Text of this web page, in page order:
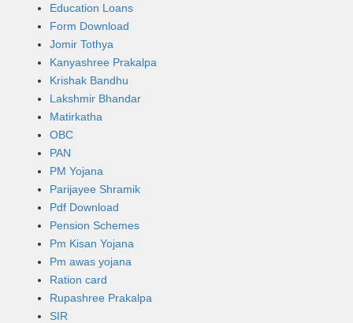
Education Loans
Form Download
Jomir Tothya
Kanyashree Prakalpa
Krishak Bandhu
Lakshmir Bhandar
Matirkatha
OBC
PAN
PM Yojana
Parijayee Shramik
Pdf Download
Pension Schemes
Pm Kisan Yojana
Pm awas yojana
Ration card
Rupashree Prakalpa
SIR